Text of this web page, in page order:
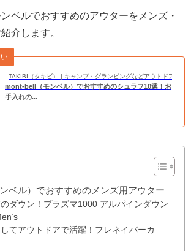
ベルでおすすめのアウターをメンズ・
介します。
TAKIBI（タキビ） | キャンプ・グランピングなどアウトドアの総
mont-bell（モンベル）でおすすめのシュラフ10選！お
手入れの...
ベル）でおすすめのメンズ用アウター
ダウン！プラズマ1000 アルパインダウン
てアウトドアで活躍！フレネイパーカ